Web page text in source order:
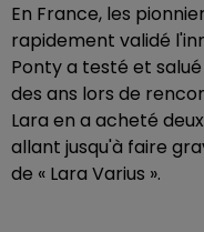
En France, les
rapidement validé
Ponty a testé et
des ans lors de
Lara en a acheté
allant jusqu'à faire
de « Lara Varius ».